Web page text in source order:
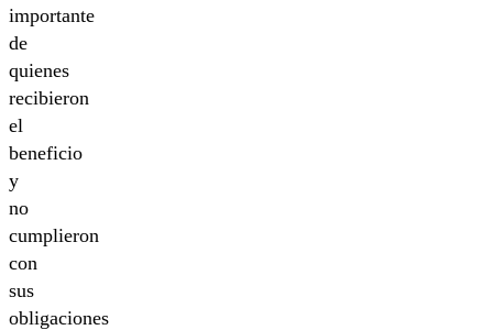
importante
de
quienes
recibieron
el
beneficio
y
no
cumplieron
con
sus
obligaciones